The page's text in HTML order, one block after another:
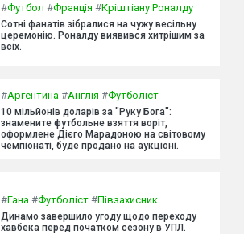
#Футбол #Франція #Кріштіану Роналду
Сотні фанатів зібралися на чужу весільну
церемонію. Роналду виявився хитрішим за
всіх.
#Аргентина #Англія #Футболіст
10 мільйонів доларів за "Руку Бога":
знамените футбольне взяття воріт,
оформлене Дієго Марадоною на світовому
чемпіонаті, буде продано на аукціоні.
#Гана #Футболіст #Півзахисник
Динамо завершило угоду щодо переходу
хавбека перед початком сезону в УПЛ.